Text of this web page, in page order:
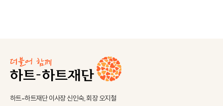
하트-하트재단 이사장 신인숙, 회장 오지철